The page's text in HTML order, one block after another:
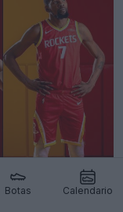
Botas Calendario
Rockets